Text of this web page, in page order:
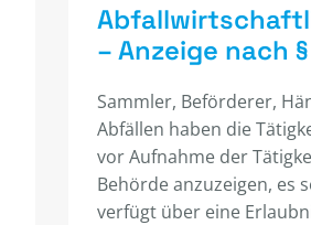
– Anzeige nach §
Sammler, Beförderer,
Abfällen haben die
vor Aufnahme der
Behörde anzuzeigen, es
verfügt über eine